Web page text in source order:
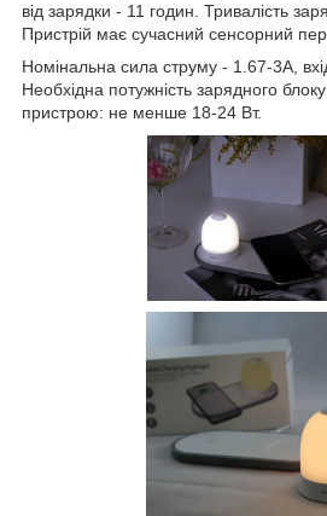
від зарядки - 11 годин. Тривалість
Пристрій має сучасний сенсорний
Номінальна сила струму - 1.67-3А,
Необхідна потужність зарядного
пристрою: не менше 18-24 Вт.